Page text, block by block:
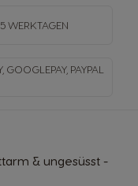
WERKTAGEN
GOOGLEPAY, PAYPAL
& ungesüsst -